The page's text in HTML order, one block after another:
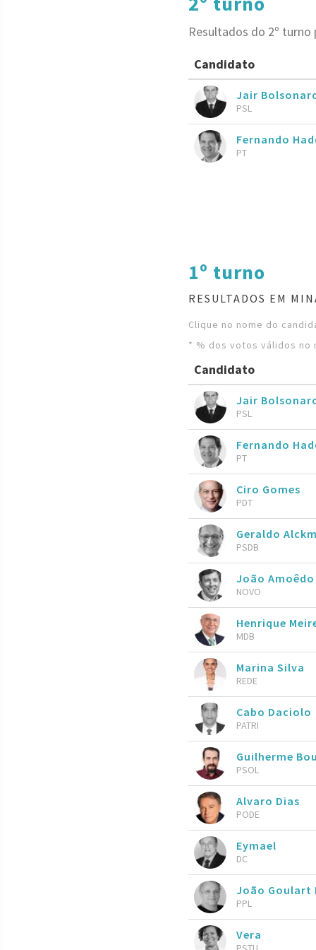
Resultados do 2º
Candidato
Jair
PSL
Fernando
PT
1º turno
RESULTADOS EM
Clique no nome do
* % dos votos válidos no
Candidato
Jair
PSL
Fernando
PT
Ciro Gomes
PDT
Geraldo
PSDB
João Amoêdo
NOVO
Henrique
MDB
Marina Silva
REDE
Cabo Daciolo
PATRI
Guilherme
PSOL
Alvaro Dias
PODE
Eymael
DC
João Goulart
PPL
Vera